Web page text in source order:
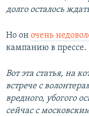
долго осталось
Но он очень
кампанию в прессе.
Вот эта статья, на
встрече с
вредного, убогого
сейчас с